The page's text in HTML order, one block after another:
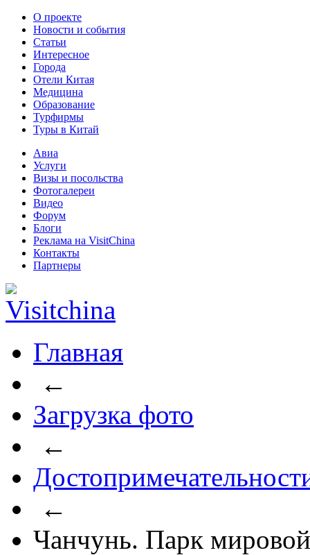
О проекте
Новости и события
Статьи
Интересное
Города
Отели Китая
Медицина
Образование
Турфирмы
Туры в Китай
Авиа
Услуги
Визы и посольства
Фотогалереи
Видео
Форум
Блоги
Реклама на VisitChina
Контакты
Партнеры
Главная
←
Загрузка фото
←
←
Чанчунь. Парк